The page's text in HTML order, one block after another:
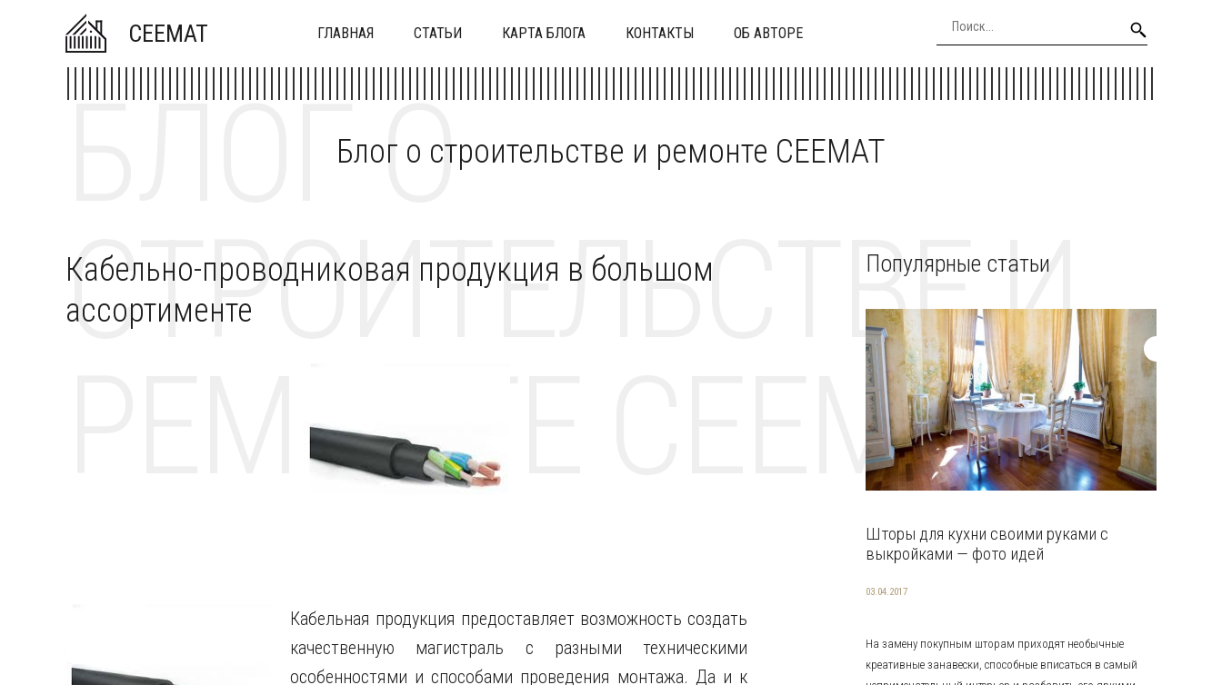
CEEMAT ГЛАВНАЯ СТАТЬИ КАРТА БЛОГА КОНТАКТЫ ОБ АВТОРЕ
Блог о строительстве и ремонте CEEMAT
БЛОГ О
СТРОИТЕЛЬСТВЕ И
РЕМОНТЕ CEEMAT
Кабельно-проводниковая продукция в большом
ассортименте
Кабельная продукция предоставляет возможность создать
качественную магистраль с разными техническими
особенностями и способами проведения монтажа. Да и к
Популярные статьи
Шторы для кухни своими руками с
выкройками — фото идей
03.04.2017
На замену покупным шторам приходят необычные
креативные занавески, способные вписаться в самый